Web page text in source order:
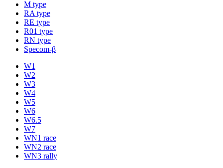
M type
RA type
RE type
R01 type
RN type
Specom-β
W1
W2
W3
W4
W5
W6
W6.5
W7
WN1 race
WN2 race
WN3 rally